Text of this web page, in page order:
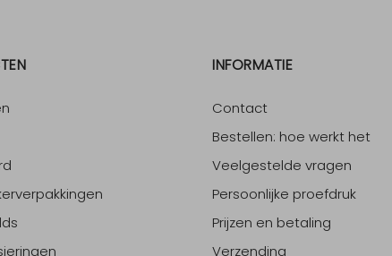
INFORMATIE
Contact
Bestellen: hoe werkt het
Veelgestelde vragen
Persoonlijke proefdruk
Prijzen en betaling
Verzending